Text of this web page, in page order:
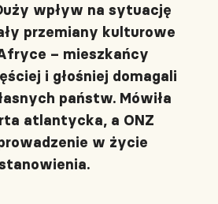
wpływ na sytuację
przemiany kulturowe
– mieszkańcy
i głośniej domagali
państw. Mówiła
atlantycka, a ONZ
w życie